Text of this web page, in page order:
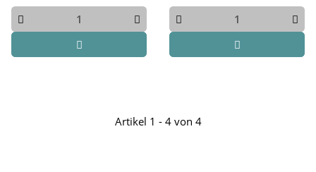
Artikel 1 - 4 von 4